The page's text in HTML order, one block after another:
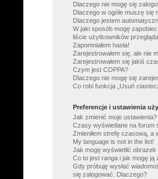
Dlaczego nie mogę się
Dlaczego w ogóle muszę się
Dlaczego jestem
W jaki sposób mogę
liście użytkowników
Zapomniałem hasła!
Zarejestrowałem się, ale nie
Zarejestrowałem się jakiś
Czym jest COPPA?
Dlaczego nie mogę się
Co robi funkcja „Usuń
Preferencje i ustawienia
Jak zmienić moje ustawienia?
Czasy wyświetlane na forum
Zmieniłem strefę czasową, a
My language is not in the list!
Jak mogę wyświetlić
Co to jest ranga i jak mogę ją
Gdy próbuję wysłać
się zalogować. Dlaczego?